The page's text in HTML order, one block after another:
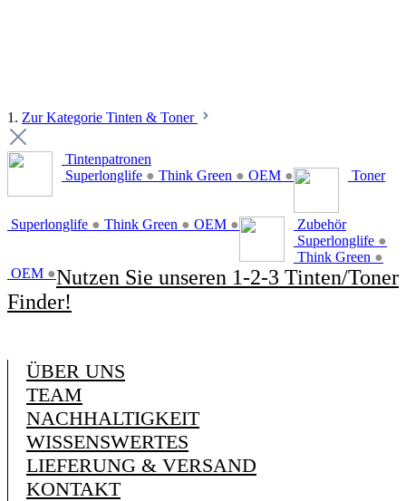
1. Zur Kategorie Tinten & Toner
Tintenpatronen
Superlonglife ● Think Green ● OEM ● Toner
Superlonglife ● Think Green ● OEM ●
Zubehör
Superlonglife ●
Think Green ●
OEM ●Nutzen Sie unseren 1-2-3 Tinten/Toner
Finder!
ÜBER UNS
TEAM
NACHHALTIGKEIT
WISSENSWERTES
LIEFERUNG & VERSAND
KONTAKT